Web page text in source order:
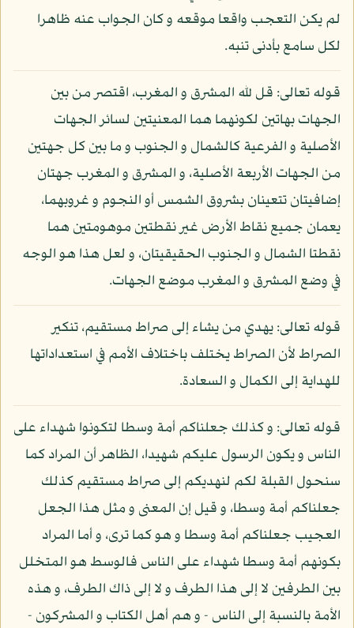
لم يكن التعجب واقعا موقعه و كان الجواب عنه ظاهرا
لكل سامع بأدنى تنبه.
قوله تعالى: قل لله المشرق و المغرب، اقتصر من بين
الجهات بهاتين لكونهما هما المعنيتين لسائر الجهات
الأصلية و الفرعية كالشمال و الجنوب و ما بين كل جهتين
من الجهات الأربعة الأصلية، و المشرق و المغرب جهتان
إضافيتان تتعينان بشروق الشمس أو النجوم و غروبهما،
يعمان جميع نقاط الأرض غير نقطتين موهومتين هما
نقطتا الشمال و الجنوب الحقيقيتان، و لعل هذا هو الوجه
في وضع المشرق و المغرب موضع الجهات.
قوله تعالى: يهدي من يشاء إلى صراط مستقيم، تنكير
الصراط لأن الصراط يختلف باختلاف الأمم في استعداداتها
للهداية إلى الكمال و السعادة.
قوله تعالى: و كذلك جعلناكم أمة وسطا لتكونوا شهداء على
الناس و يكون الرسول عليكم شهيدا، الظاهر أن المراد كما
سنحول القبلة لكم لنهديكم إلى صراط مستقيم كذلك
جعلناكم أمة وسطا، و قيل إن المعنى و مثل هذا الجعل
العجيب جعلناكم أمة وسطا و هو كما ترى، و أما المراد
بكونهم أمة وسطا شهداء على الناس فالوسط هو المتخلل
بين الطرفين لا إلى هذا الطرف و لا إلى ذاك الطرف، و هذه
الأمة بالنسبة إلى الناس - و هم أهل الكتاب و المشركون -